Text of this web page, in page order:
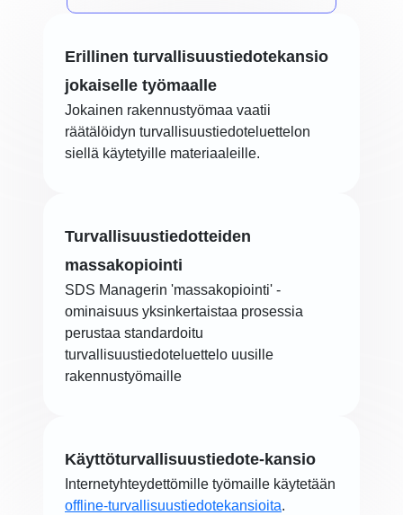
Erillinen turvallisuustiedotekansio
jokaiselle työmaalle
Jokainen rakennustyömaa vaatii
räätälöidyn turvallisuustiedoteluettelon
siellä käytetyille materiaaleille.
Turvallisuustiedotteiden
massakopiointi
SDS Managerin 'massakopiointi' -
ominaisuus yksinkertaistaa prosessia
perustaa standardoitu
turvallisuustiedoteluettelo uusille
rakennustyömaille
Käyttöturvallisuustiedote-kansio
Internetyhteydettömille työmaille käytetään
offline-turvallisuustiedotekansioita.